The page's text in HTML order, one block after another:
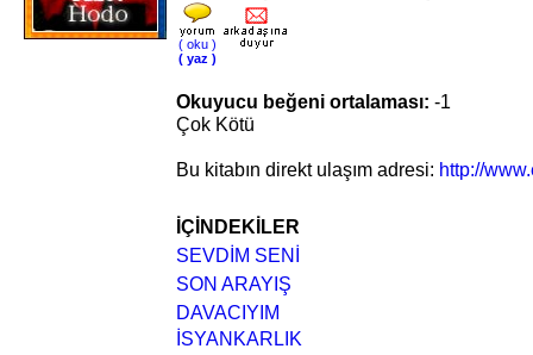
( oku )
( yaz )
Okuyucu beğeni ortalaması: -1
Çok Kötü
Bu kitabın direkt ulaşım adresi: http://
İÇİNDEKİLER
SEVDİM SENİ
SON ARAYIŞ
DAVACIYIM
İSYANKARLIK